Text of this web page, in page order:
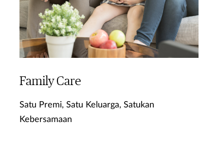
Family Care
Satu Premi, Satu Keluarga, Satukan
Kebersamaan